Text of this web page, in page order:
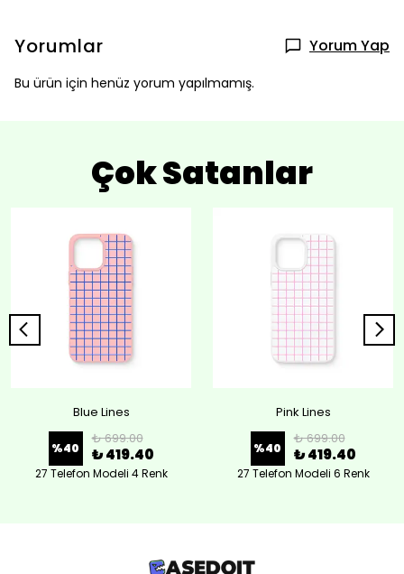
Yorumlar Yorum Yap
Bu ürün için henüz yorum yapılmamış.
Çok Satanlar
Blue Lines
%40
₺ 699.00
₺ 419.40
27 Telefon Modeli 4 Renk
Pink Lines
%40
₺ 699.00
₺ 419.40
27 Telefon Modeli 6 Renk